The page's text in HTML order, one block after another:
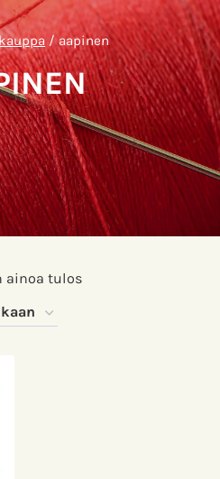
/ aapinen
ainoa tulos